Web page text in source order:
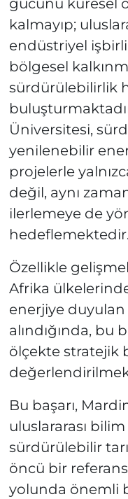
gücünü küresel
kalmayıp;
endüstriyel
bölgesel
sürdürülebilirlik
Üniversitesi,
yenilenebilir
projelerle
değil, aynı
ilerlemeye de
hedeflemektedir.
Özellikle
Afrika
enerjiye
alındığında, bu
ölçekte stratejik
Bu başarı,
uluslararası
sürdürülebilir
öncü bir
yolunda önemli